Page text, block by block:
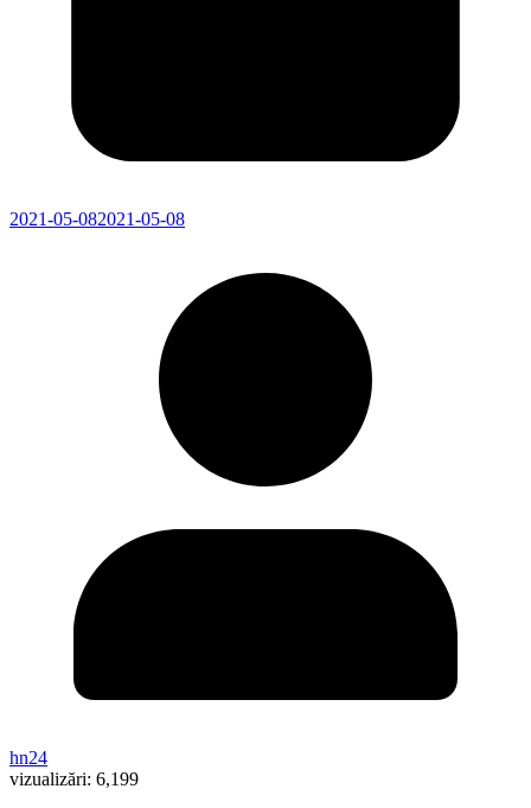
2021-05-082021-05-08
hn24
vizualizări: 6,199